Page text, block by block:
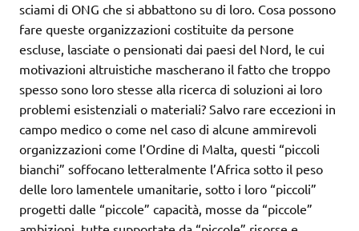
sciami di ONG che si abbattono su di loro. Cosa possono
fare queste organizzazioni costituite da persone
escluse, lasciate o pensionati dai paesi del Nord, le cui
motivazioni altruistiche mascherano il fatto che troppo
spesso sono loro stesse alla ricerca di soluzioni ai loro
problemi esistenziali o materiali? Salvo rare eccezioni in
campo medico o come nel caso di alcune ammirevoli
organizzazioni come l’Ordine di Malta, questi “piccoli
bianchi” soffocano letteralmente l’Africa sotto il peso
delle loro lamentele umanitarie, sotto i loro “piccoli”
progetti dalle “piccole” capacità, mosse da “piccole”